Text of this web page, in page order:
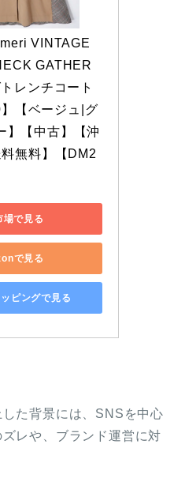
VINTAGE
GATHER
レンチコート
【ベージュ|グ
】【中古】【沖
無料】【DM2
場で見る
で見る
ピングで見る
た背景には、SNSを中心
レや、ブランド運営に対